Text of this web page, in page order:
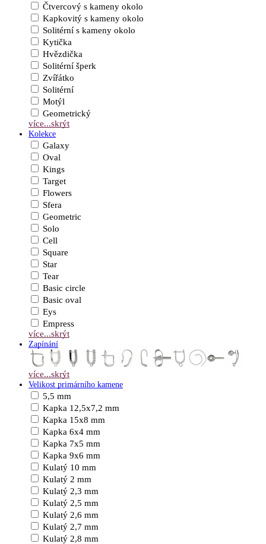
Čtvercový s kameny okolo
Kapkovitý s kameny okolo
Solitérní s kameny okolo
Kytička
Hvězdička
Solitérní šperk
Zvířátko
Solitérní
Motýl
Geometrický
více...skrýt
Kolekce
Galaxy
Oval
Kings
Target
Flowers
Sfera
Geometric
Solo
Cell
Square
Star
Tear
Basic circle
Basic oval
Eys
Empress
více...skrýt
Zapínání
více...skrýt
Velikost primárního kamene
5,5 mm
Kapka 12,5x7,2 mm
Kapka 15x8 mm
Kapka 6x4 mm
Kapka 7x5 mm
Kapka 9x6 mm
Kulatý 10 mm
Kulatý 2 mm
Kulatý 2,3 mm
Kulatý 2,5 mm
Kulatý 2,6 mm
Kulatý 2,7 mm
Kulatý 2,8 mm